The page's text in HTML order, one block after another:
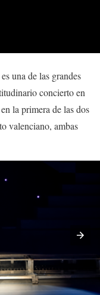
una de las grandes
concierto en
la primera de las dos
valenciano, ambas